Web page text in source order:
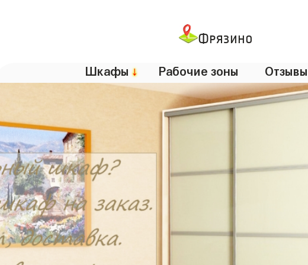
Фрязино
Шкафы ↓ Рабочие зоны Отзывы